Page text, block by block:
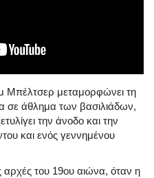
Μπέλτσερ μεταμορφώνει τη
σε άθλημα των βασιλιάδων,
την άνοδο και την
και ενός γεννημένου
αρχές του 19ου αιώνα, όταν η